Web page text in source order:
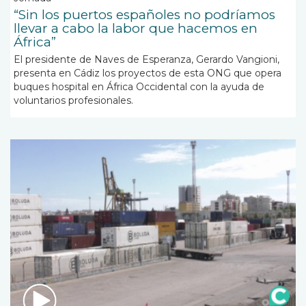
“Sin los puertos españoles no podríamos
llevar a cabo la labor que hacemos en
África”
El presidente de Naves de Esperanza, Gerardo Vangioni,
presenta en Cádiz los proyectos de esta ONG que opera
buques hospital en África Occidental con la ayuda de
voluntarios profesionales.